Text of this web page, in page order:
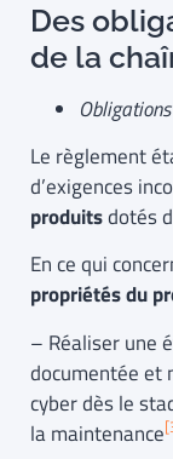
Des
de la
Le règlement
d’exigences
produitsdotés
En ce qui
propriétés du
– Réaliser une
documentée et
cyber dès le
la maintenance